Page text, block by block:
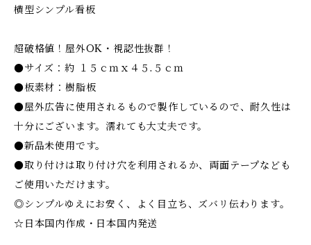
横型シンプル看板
超破格値！屋外OK・視認性抜群！
●サイズ：約 １５ｃｍｘ４５.５ｃｍ
●板素材：樹脂板
●屋外広告に使用されるもので製作しているので、耐久性は
十分にございます。濡れても大丈夫です。
●新品未使用です。
●取り付けは取り付け穴を利用されるか、両面テープなども
ご使用いただけます。
◎シンプルゆえにお安く、よく目立ち、ズバリ伝わります。
☆日本国内作成・日本国内発送